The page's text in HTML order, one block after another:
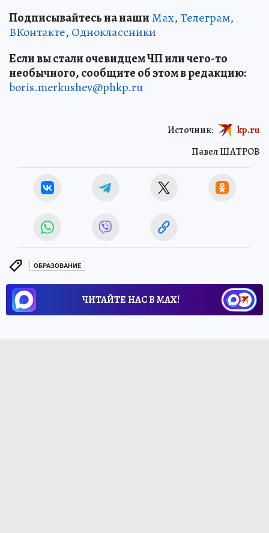
Подписывайтесь на нашиMax,Телеграм,
ВКонтакте, Одноклассники
Если вы стали очевидцем ЧП или чего-то
необычного, сообщите об этом в редакцию:
boris.merkushev@phkp.ru
Павел ШАТРОВ
Источник: kp.ru
ОБРАЗОВАНИЕ
ЧИТАЙТЕ НАС В МАХ!